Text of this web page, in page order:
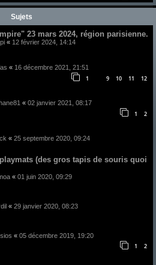
Sujets
23 mars 2024, région parisienne.
« 12 février 2024, 14:14
« 16 décembre 2021, 21:51
1 9 10 11 12
« 02 janvier 2021, 08:17
1 2
« 25 septembre 2020, 09:24
(des gros tapis de souris quoi
« 01 juin 2020, 09:29
« 29 janvier 2020, 08:23
« 05 décembre 2019, 19:20
1 2